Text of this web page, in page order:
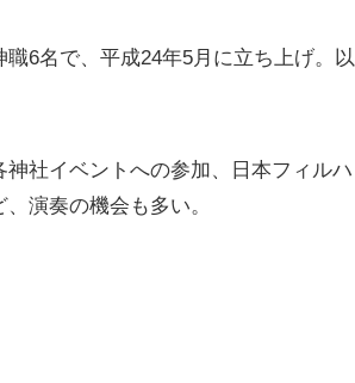
6名で、平成24年5月に立ち上げ。以
社イベントへの参加、日本フィルハ
演奏の機会も多い。